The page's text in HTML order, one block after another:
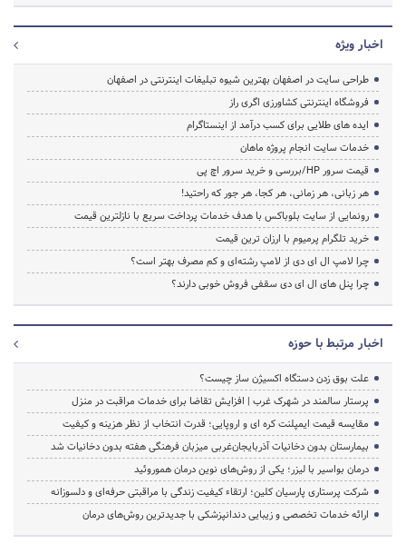
اخبار ویژه
طراحی سایت در اصفهان بهترین شیوه تبلیغات اینترنتی در اصفهان
فروشگاه اینترنتی کشاورزی اگری راز
ایده های طلایی برای کسب درآمد از اینستاگرام
خدمات سایت انجام پروژه ماهان
قیمت سرور HP/بررسی و خرید سرور اچ پی
هر زبانی، هر زمانی، هر کجا، هر جور که راحتید!
رونمایی از سایت بلوباکس با هدف خدمات پرداخت سریع با نازلترین قیمت
خرید تلگرام پرمیوم با ارزان ترین قیمت
چرا لامپ ال ای دی از لامپ رشته‌ای و کم مصرف بهتر است؟
چرا پنل های ال ای دی سقفی فروش خوبی دارند؟
اخبار مرتبط با حوزه
علت بوق زدن دستگاه اکسیژن ساز چیست؟
پرستار سالمند در شهرک غرب | افزایش تقاضا برای خدمات مراقبت در منزل
مقایسه قیمت ایمپلنت کره ای و اروپایی؛ قدرت انتخاب از نظر هزینه و کیفیت
بیمارستان بدون دخانیات آذربایجان‌غربی میزبان فرهنگی هفته بدون دخانیات شد
درمان بواسیر با لیزر؛ یکی از روش‌های نوین درمان هموروئید
شرکت پرستاری پارسیان کلین؛ ارتقاء کیفیت زندگی با مراقبتی حرفه‌ای و دلسوزانه
ارائه خدمات تخصصی و زیبایی دندانپزشکی با جدیدترین روش‌های درمان